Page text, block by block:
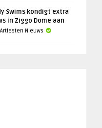
Swims kondigt extra
in Ziggo Dome aan
Artiesten Nieuws